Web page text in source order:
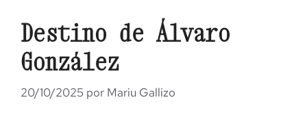
Destino de Álvaro
González
20/10/2025 por Mariu Gallizo